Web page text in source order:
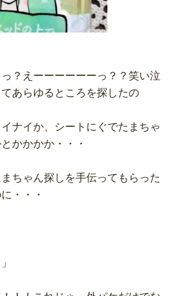
？えーーーーーーっ？？笑い泣
あらゆるところを探したの
ナイか、シートにぐでたまちゃ
かかかか・・・
ちゃん探しを手伝ってもらった
・・・